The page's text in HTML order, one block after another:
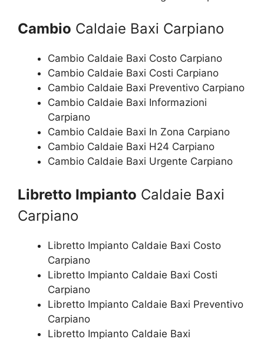
Cambio Caldaie Baxi Carpiano
Cambio Caldaie Baxi Costo Carpiano
Cambio Caldaie Baxi Costi Carpiano
Cambio Caldaie Baxi Preventivo Carpiano
Cambio Caldaie Baxi Informazioni
Carpiano
Cambio Caldaie Baxi In Zona Carpiano
Cambio Caldaie Baxi H24 Carpiano
Cambio Caldaie Baxi Urgente Carpiano
Libretto Impianto Caldaie Baxi
Carpiano
Libretto Impianto Caldaie Baxi Costo
Carpiano
Libretto Impianto Caldaie Baxi Costi
Carpiano
Libretto Impianto Caldaie Baxi Preventivo
Carpiano
Libretto Impianto Caldaie Baxi